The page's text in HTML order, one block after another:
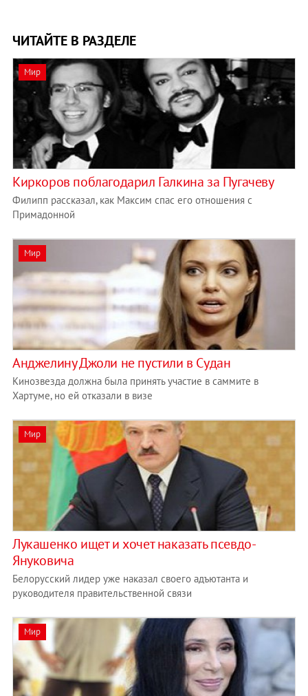
ЧИТАЙТЕ В РАЗДЕЛЕ
Мир
Киркоров поблагодарил Галкина за Пугачеву
Филипп рассказал, как Максим спас его отношения с
Примадонной
Мир
Анджелину Джоли не пустили в Судан
Кинозвезда должна была принять участие в саммите в
Хартуме, но ей отказали в визе
Мир
Лукашенко ищет и хочет наказать псевдо-
Януковича
Белорусский лидер уже наказал своего адъютанта и
руководителя правительственной связи
Мир